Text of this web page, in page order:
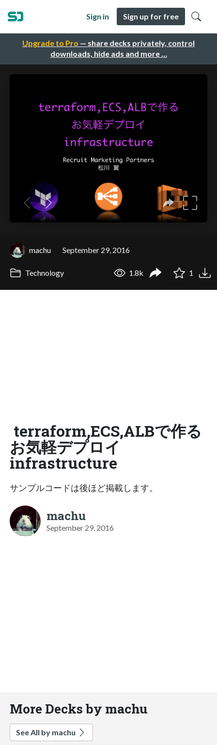
Upgrade to Pro — share decks privately, control
downloads, hide ads and more …
Sign in Sign up for free
machu September 29, 2016
Technology 1.8k 1
terraform,ECS,ALBで作る
お気軽デプロイ
infrastructure
サンプルコードは後ほど掲載します。
machu
September 29, 2016
More Decks by machu
See All by machu